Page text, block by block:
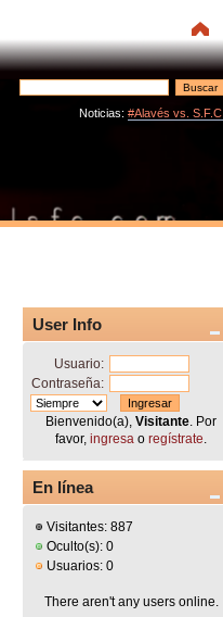
Noticias: #Alavés vs. S.F.C.
User Info
Usuario:
Contraseña:
Bienvenido(a),Visitante . Por
favor,ingresa oregístrate
En línea
Visitantes: 887
Oculto(s): 0
Usuarios: 0
There aren't any users online.